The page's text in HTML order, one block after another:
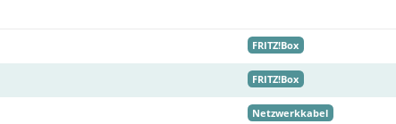
FRITZ!Box
FRITZ!Box
Netzwerkkabel